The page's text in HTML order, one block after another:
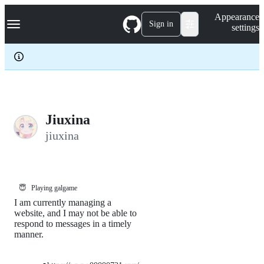
k
p
c
Navigation Menu Sign in
Appearance
settings
Jiuxina
jiuxina
😇 Playing galgame
I am currently managing a
website, and I may not be able to
respond to messages in a timely
manner.